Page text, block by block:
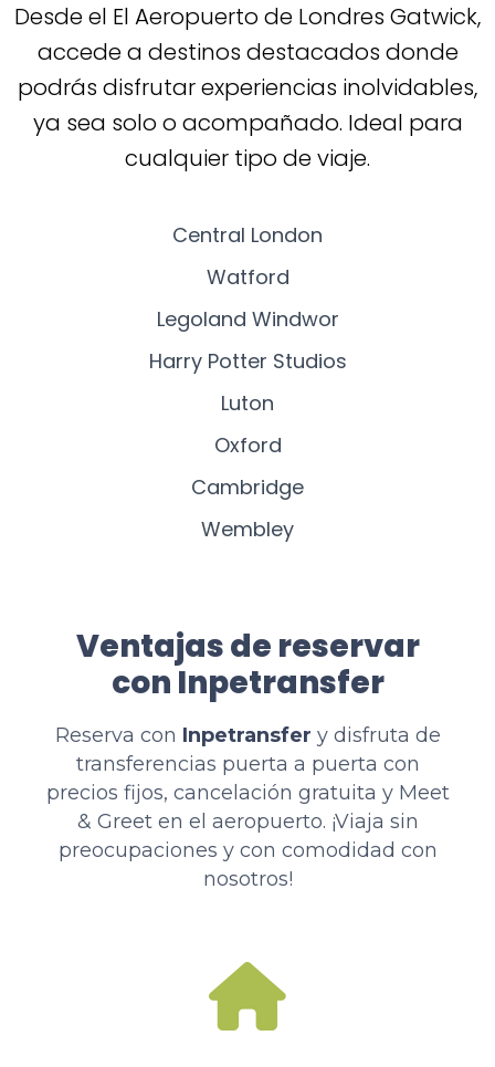
Desde el El Aeropuerto de Londres Gatwick,
accede a destinos destacados donde
podrás disfrutar experiencias inolvidables,
ya sea solo o acompañado. Ideal para
cualquier tipo de viaje.
Central London
Watford
Legoland Windwor
Harry Potter Studios
Luton
Oxford
Cambridge
Wembley
Ventajas de reservar
con Inpetransfer
Reserva con Inpetransfer y disfruta de
transferencias puerta a puerta con
precios fijos, cancelación gratuita y Meet
& Greet en el aeropuerto. ¡Viaja sin
preocupaciones y con comodidad con
nosotros!